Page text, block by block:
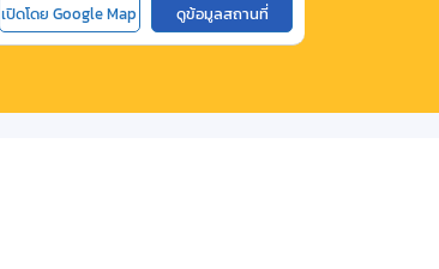
เปิดโดย Google Map ดูข้อมูลสถานที่